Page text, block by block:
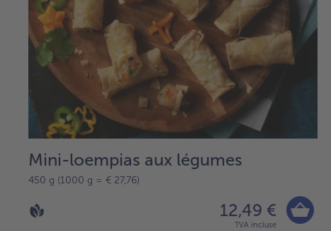
Mini-loempias aux légumes
450 g (1000 g = € 27,76)
12,49 €
TVA incluse